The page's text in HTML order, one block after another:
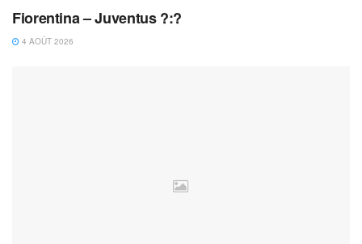
Fiorentina – Juventus ?:?
4 AOÛT 2026